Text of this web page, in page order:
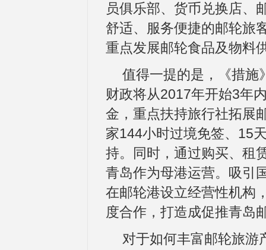
员俱乐部、货币兑换店、
舒适、服务便捷的邮轮旅
重点发展邮轮食品及物料
值得一提的是，《措施
财政将从2017年开始3年
金，重点扶持旅行社拓展
家144小时过境免签、15
持。同时，通过购买、租
青岛作为母港运营。吸引
在邮轮港设立经营性机构
度合作，打造成促推青岛
对于如何丰富邮轮旅游